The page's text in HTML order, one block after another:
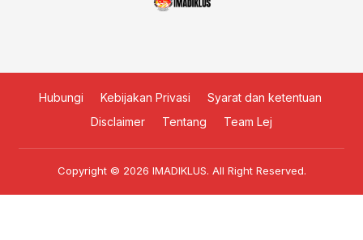
Hubungi Kebijakan Privasi
Syarat dan ketentuan
Disclaimer
Tentang Team Lej
Copyright © 2026 IMADIKLUS. All Right Reserved.